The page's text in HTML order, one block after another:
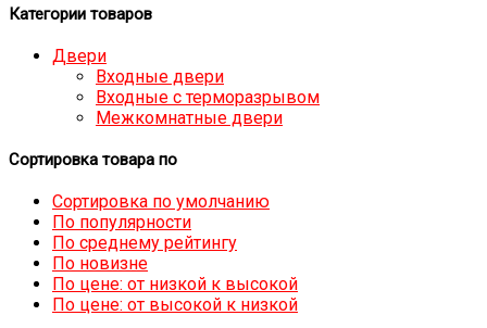
Категории товаров
Двери
Входные двери
Входные с терморазрывом
Межкомнатные двери
Сортировка товара по
Сортировка по умолчанию
По популярности
По среднему рейтингу
По новизне
По цене: от низкой к высокой
По цене: от высокой к низкой